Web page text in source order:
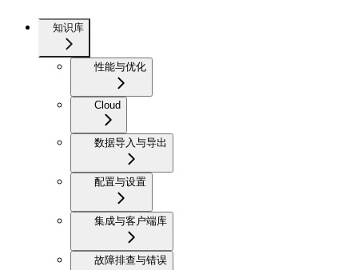
知识库
性能与优化
Cloud
数据导入与导出
配置与设置
集成与客户端库
故障排查与错误